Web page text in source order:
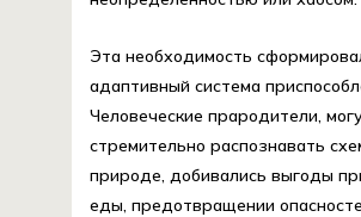
Эта необходимость
адаптивный система
Человеческие прародители,
стремительно распознавать
природе, добивались выгоды
еды, предотвращении